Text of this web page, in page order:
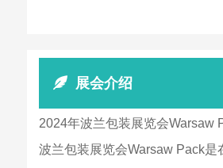
展会介绍
2024年波兰包装展览会Warsaw
波兰包装展览会Warsaw Pack